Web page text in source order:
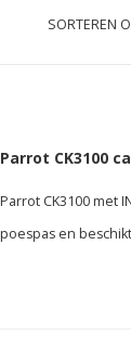
SORTEREN
Parrot CK3100
Parrot CK3100 met
poespas en